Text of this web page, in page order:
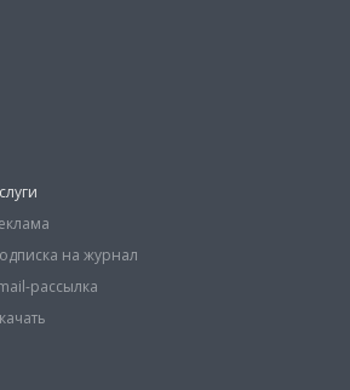
на журнал
рассылка